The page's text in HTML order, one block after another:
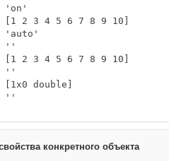
'on'
2 3 4 5 6 7 8 9 10]
'auto'
''
2 3 4 5 6 7 8 9 10]
''
double]
''
конкретного объекта